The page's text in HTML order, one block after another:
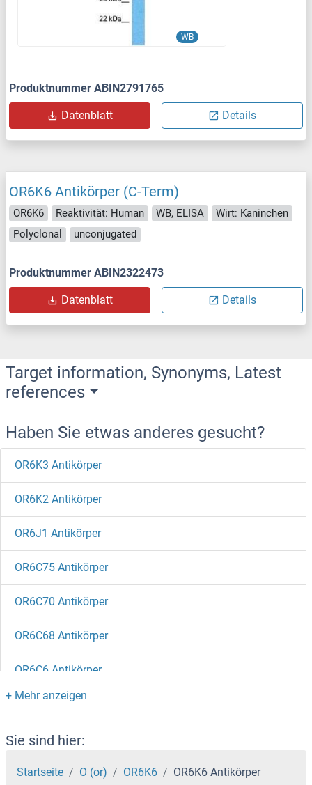
WB
Produktnummer ABIN2791765
Datenblatt Details
OR6K6 Antikörper (C-Term)
OR6K6 Reaktivität: Human WB, ELISA
Wirt: Kaninchen
Polyclonal
unconjugated
Produktnummer ABIN2322473
Datenblatt Details
Target information, Synonyms, Latest
references
Haben Sie etwas anderes gesucht?
OR6K3 Antikörper
OR6K2 Antikörper
OR6J1 Antikörper
OR6C75 Antikörper
OR6C70 Antikörper
OR6C68 Antikörper
OR6C6 Antikörper
OR6C4 Antikörper
OR6C3 Antikörper
OR6C2 Antikörper
Sie sind hier:
Startseite O (or) OR6K6 OR6K6 Antikörper